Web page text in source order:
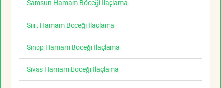
Samsun Hamam Böceği İlaçlama
Siirt Hamam Böceği İlaçlama
Sinop Hamam Böceği İlaçlama
Sivas Hamam Böceği İlaçlama